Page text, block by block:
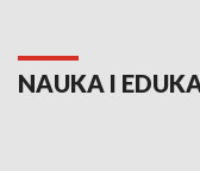
NAUKA I